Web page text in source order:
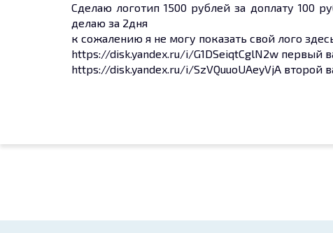
Сделаю логотип 1500 рублей за доплату 100
делаю за 2дня
к сожалению я не могу показать свой лого
https://disk.yandex.ru/i/G1DSeiqtCglN2w первый
https://disk.yandex.ru/i/SzVQuuoUAeyVjA второй